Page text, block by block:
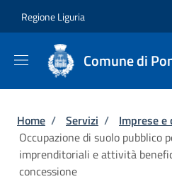
Regione Liguria
Comune di
Briciole di pane
Home / Servizi / Imprese e
Occupazione di suolo pubblico
imprenditoriali e attività
concessione